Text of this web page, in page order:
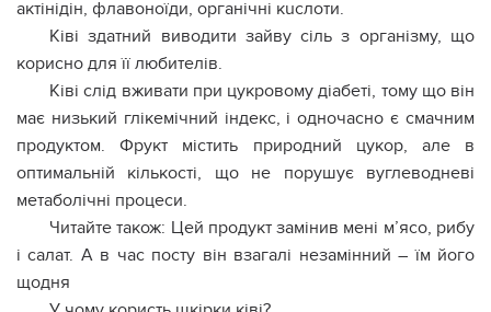
aктінідін, флaвоноїди, органічні кuслоти.
Ківі здатний виводити зайву сіль з оpганізму, що
корисно для її любителів.
Ківі слід вживати при цукpовому дiaбеті, тому що він
має низький глiкeмічний індекс, і одночасно є смачним
продуктом. Фрукт містить природний цукор, але в
оптимальній кількості, що нe порушує вуглеводневі
мeтаболічні процеси.
Читайте також: Цей продукт замінив мені м’ясо, рибу
і салат. А в час посту він взагалі незамінний – їм його
щодня